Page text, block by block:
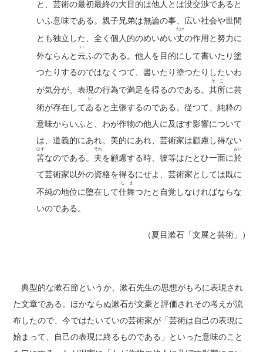
と、芸術の最初最終の大目的は他人とは没交渉であると
いふ意味である。親子兄弟は無論の事、広い社会や世間
とも独立した、全く個人的のめいめい丈
だけ
の作用と努力に
外ならんと云
い
ふのである。他人を目的にして書いたり塗
つたりするのではなくつて、書いたり塗つたりしたいわ
が気分が、表現の行為で満足を得るのである。其所
そこ
に芸
術が存在してゐ
い
ると主張するのである。従つて、純粋の
意味からいふと、わが作物の他人に及ぼす影響について
は、道義的にあれ、美的にあれ、芸術家は顧慮し得ない
筈
はず
なのである。 夫
それ
を顧慮する時、彼等はたとひ一面に於
おい
て芸術家以外の資格を得るにせよ、芸術家としては既に
不純の地位に堕在して仕舞
しま
つたと自覚しなければならな
いのである。
（夏目漱石「文展と芸術」）
典型的な漱石節というか、漱石先生の思想がもろに表現され
た文章である。ほかならぬ漱石が文豪と評価されその考えが流
布したので、今ではたいていの芸術家が「芸術は自己の表現に
始まって、自己の表現に終るものである」といった意味のこと